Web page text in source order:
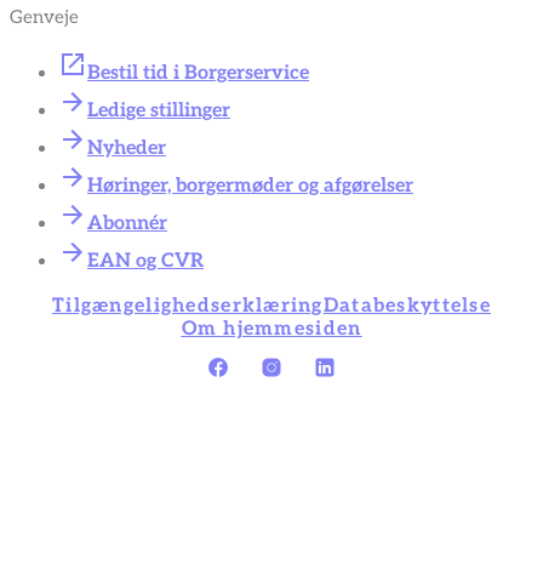
Genveje
Bestil tid i Borgerservice
Ledige stillinger
Nyheder
Høringer, borgermøder og afgørelser
Abonnér
EAN og CVR
TilgængelighedserklæringDatabeskyttelse
Om hjemmesiden